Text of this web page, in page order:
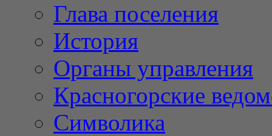
Глава поселения
История
Органы управления
Красногорские
Символика